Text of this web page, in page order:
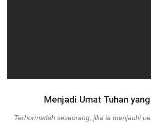
Menjadi Umat Tuhan
Terhormatlah seseorang, jika ia menjauhi